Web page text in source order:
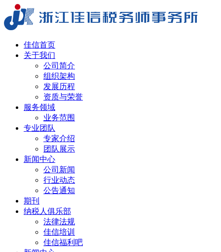
佳信首页
关于我们
公司简介
组织架构
发展历程
资质与荣誉
服务领域
业务范围
专业团队
专家介绍
团队展示
新闻中心
公司新闻
行业动态
公告通知
期刊
纳税人俱乐部
法律法规
佳信培训
佳信福利吧